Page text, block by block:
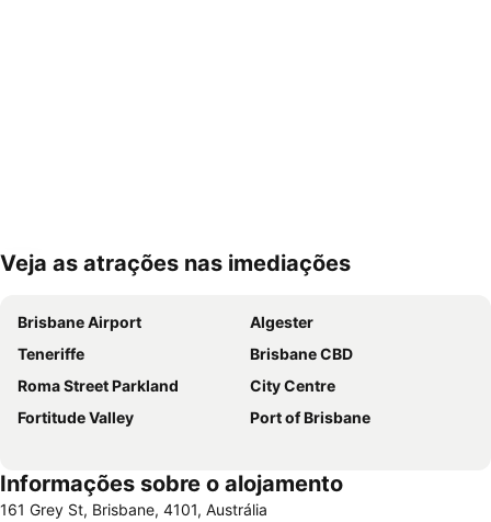
Ampliar mapa
Veja as atrações nas imediações
Brisbane Airport
Algester
Teneriffe
Brisbane CBD
Roma Street Parkland
City Centre
Fortitude Valley
Port of Brisbane
Informações sobre o alojamento
161 Grey St, Brisbane, 4101, Austrália